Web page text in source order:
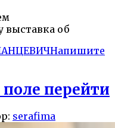
выставка об
Напишите
перейти
serafima